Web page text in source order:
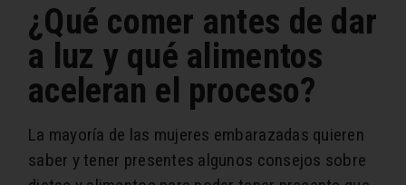
¿Qué comer antes de dar
a luz y qué alimentos
aceleran el proceso?
La mayoría de las mujeres embarazadas quieren
saber y tener presentes algunos consejos sobre